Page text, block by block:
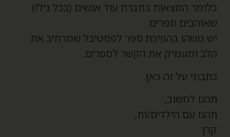
המצאות בחברת עוד אנשים (בכל גיל!)
ספרים.
משהו בהפיכת ספר לפסטיבל שמרחיב את
ומעמיק את הקשר לספרים.
על זה כאן.
לחשוב,
עם הילדים/ות,